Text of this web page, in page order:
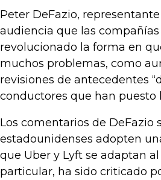
Peter DeFazio,
audiencia que las
revolucionado la forma en
muchos problemas, como
revisiones de antecedentes
conductores que han puesto
Los comentarios de DeFazio
estadounidenses adopten
que Uber y Lyft se adaptan
particular, ha sido criticado